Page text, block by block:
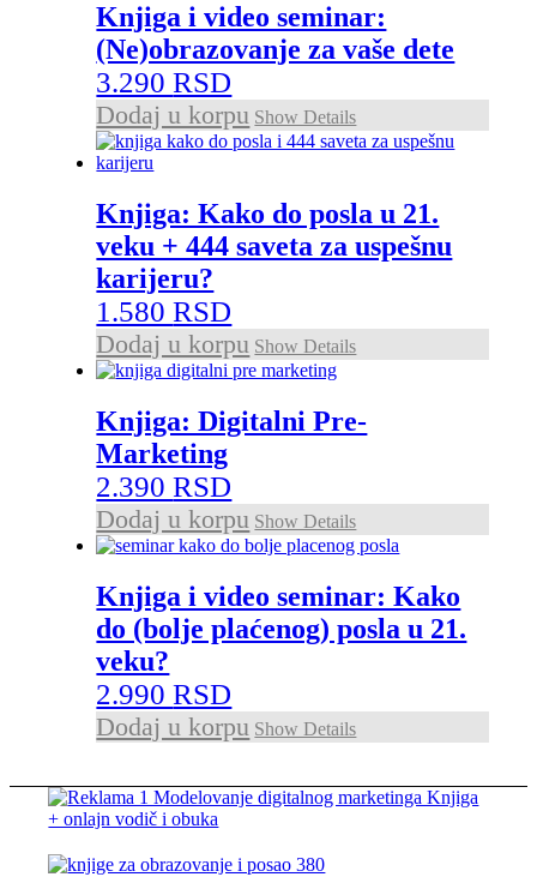
Knjiga i video seminar:
(Ne)obrazovanje za vaše dete
3.290RSD
Dodaj u korpu Show Details
Knjiga: Kako do posla u 21.
veku + 444 saveta za uspešnu
karijeru?
1.580RSD
Dodaj u korpu Show Details
Knjiga: Digitalni Pre-
Marketing
2.390RSD
Dodaj u korpu Show Details
Knjiga i video seminar: Kako
do (bolje plaćenog) posla u 21.
veku?
2.990RSD
Dodaj u korpu Show Details